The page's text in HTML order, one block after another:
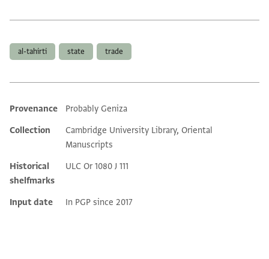
al-tahirti state trade
Additional metadata
Provenance
Probably Geniza
Collection
Cambridge University Library, Oriental
Manuscripts
Historical
shelfmarks
ULC Or 1080 J 111
Input date In PGP since 2017